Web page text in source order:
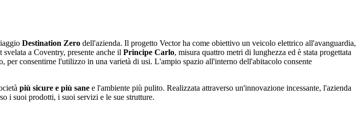
Destination Zero dell'azienda. Il progetto Vector ha come obiettivo un veicolo elettrico all'avanguardia,
a Coventry, presente anche il Principe Carlo, misura quattro metri di lunghezza ed è stata progettata
per consentirne l'utilizzo in una varietà di usi. L'ampio spazio all'interno dell'abitacolo consente
più sicure e più sane e l'ambiente più pulito. Realizzata attraverso un'innovazione incessante, l'azienda
i suoi prodotti, i suoi servizi e le sue strutture.